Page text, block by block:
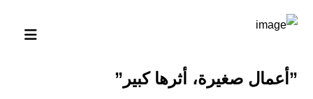
”أعمال صغيرة، أثرها كبير”